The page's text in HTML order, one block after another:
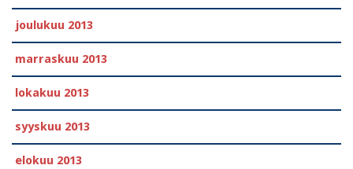
joulukuu 2013
marraskuu 2013
lokakuu 2013
syyskuu 2013
elokuu 2013